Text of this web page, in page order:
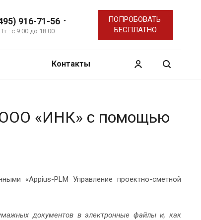
ПОПРОБОВАТЬ
БЕСПЛАТНО
916-71-56
с 9:00 до 18:00
Контакты
ООО «ИНК» с помощью
«Appius-PLM Управление проектно-сметной
документов в электронные файлы и, как